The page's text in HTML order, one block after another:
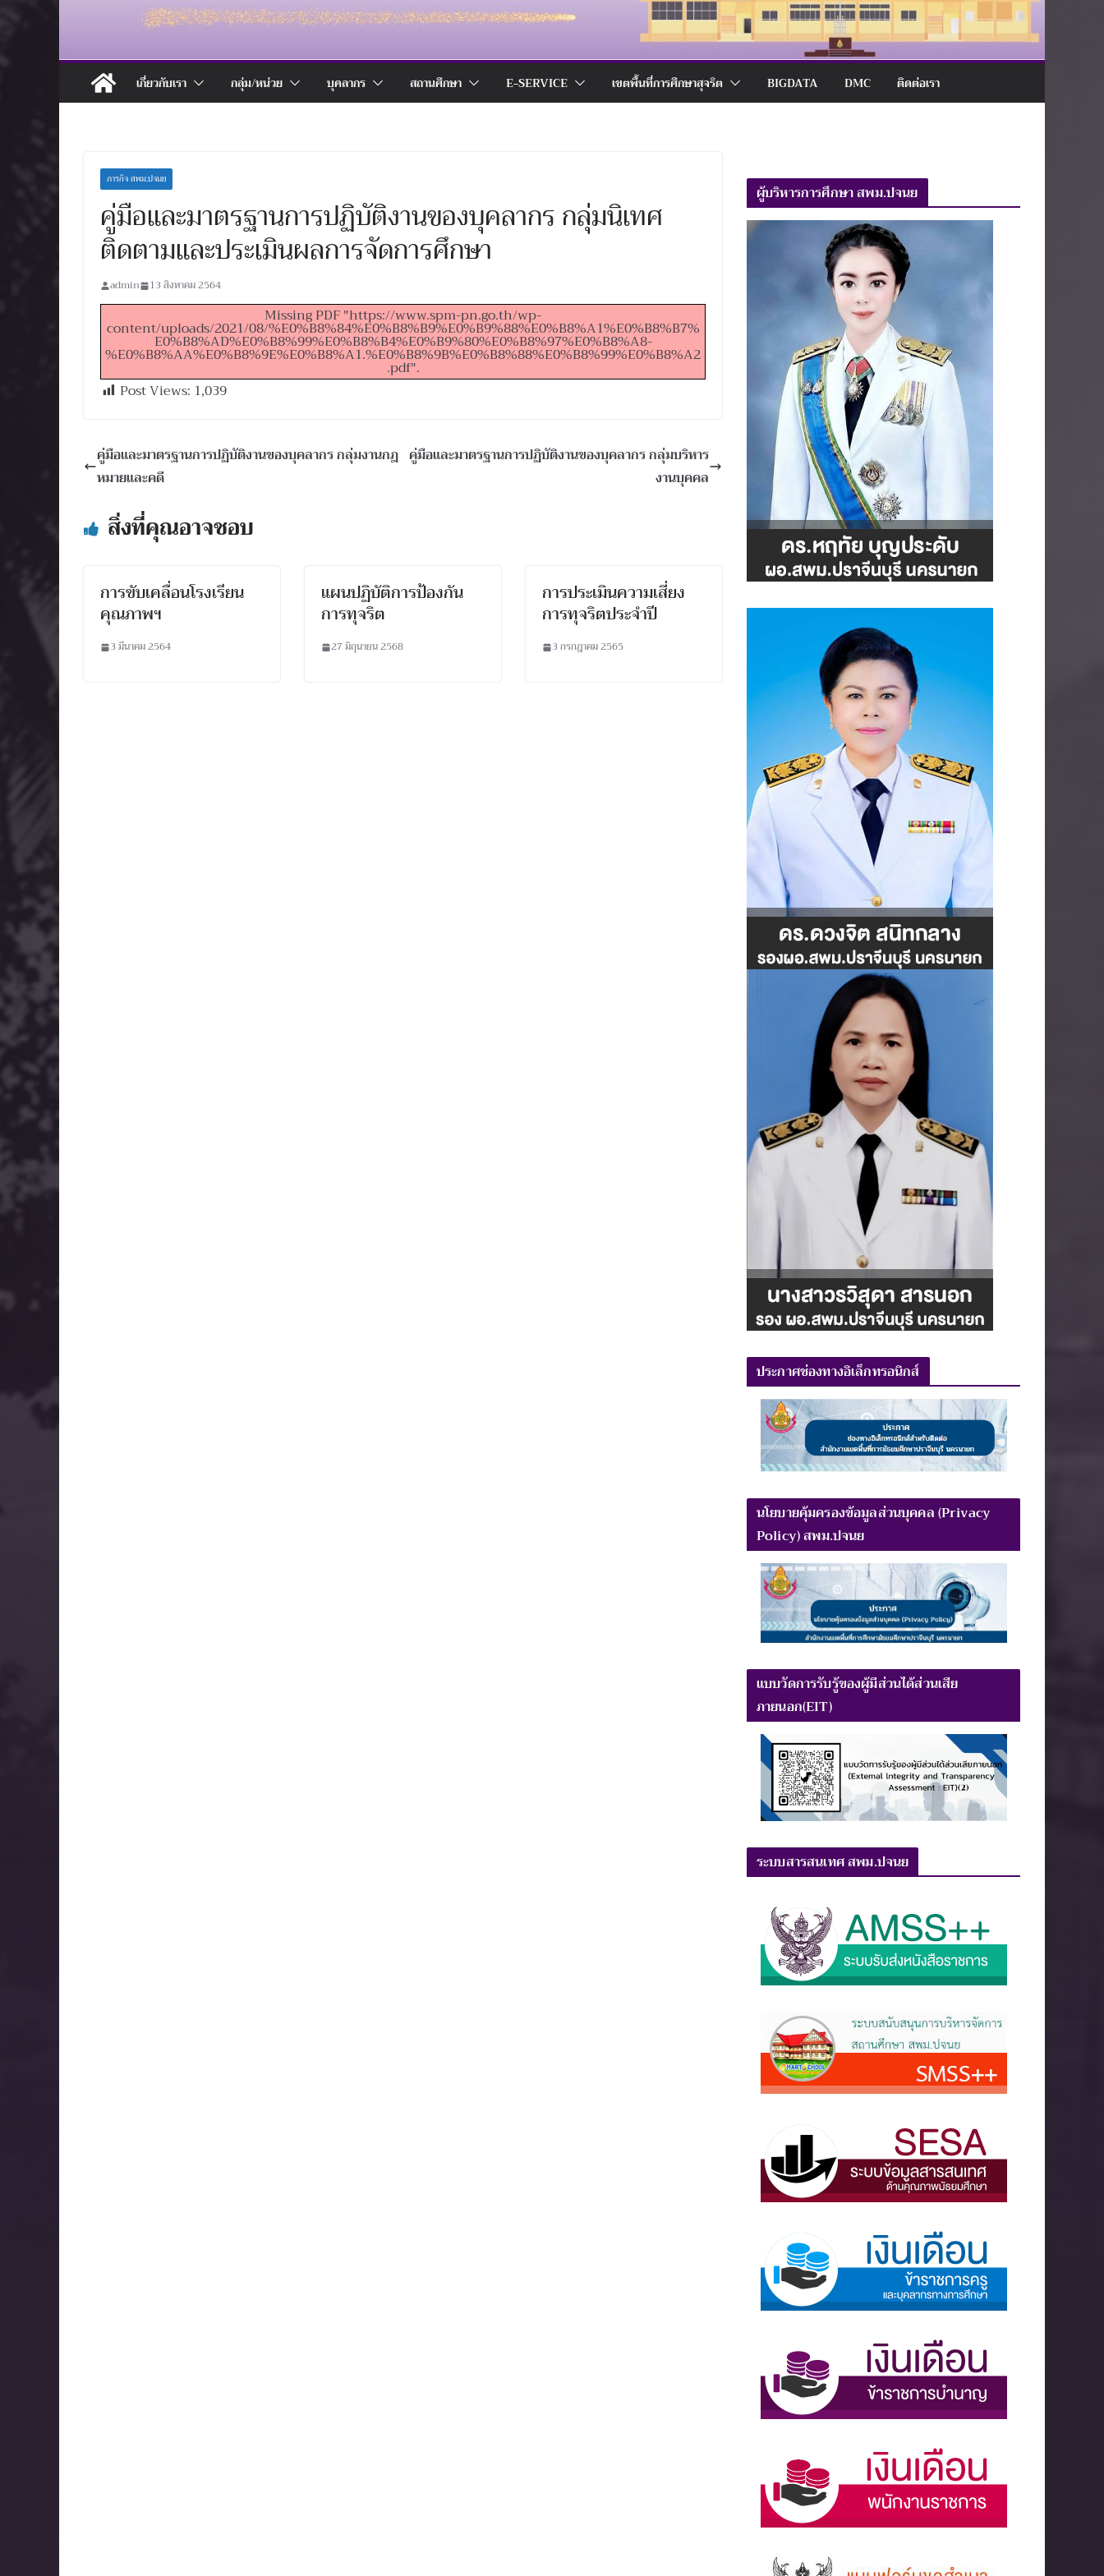
เกี่ยวกับเรา กลุ่ม/หน่วย บุคลากร สถานศึกษา E-SERVICE เขตพื้นที่การศึกษาสุจริต BIGDATA DMC ติดต่อเรา
ภารกิจ สพม.ปจนย
คู่มือและมาตรฐานการปฏิบัติงานของบุคลากร กลุ่มนิเทศ
ติดตามและประเมินผลการจัดการศึกษา
admin 13 สิงหาคม 2564
Missing PDF "https://www.spm-pn.go.th/wp-
content/uploads/2021/08/%E0%B8%84%E0%B8%B9%E0%B9%88%E0%B8%A1%E0%B8%B7%
E0%B8%AD%E0%B8%99%E0%B8%B4%E0%B9%80%E0%B8%97%E0%B8%A8-
%E0%B8%AA%E0%B8%9E%E0%B8%A1.%E0%B8%9B%E0%B8%88%E0%B8%99%E0%B8%A2
.pdf".
Post Views: 1,039
คู่มือและมาตรฐานการปฏิบัติงานของบุคลากร กลุ่มงานกฎ
หมายและคดี
คู่มือและมาตรฐานการปฏิบัติงานของบุคลากร กลุ่มบริหาร
งานบุคคล
สิ่งที่คุณอาจชอบ
การขับเคลื่อนโรงเรียน
คุณภาพฯ
3 มีนาคม 2564
แผนปฏิบัติการป้องกัน
การทุจริต
27 มิถุนายน 2568
การประเมินความเสี่ยง
การทุจริตประจำปี
3 กรกฎาคม 2565
ผู้บริหารการศึกษา สพม.ปจนย
ประกาศช่องทางอิเล็กทรอนิกส์
นโยบายคุ้มครองข้อมูลส่วนบุคคล (Privacy
Policy) สพม.ปจนย
แบบวัดการรับรู้ของผู้มีส่วนได้ส่วนเสีย
ภายนอก(EIT)
ระบบสารสนเทศ สพม.ปจนย